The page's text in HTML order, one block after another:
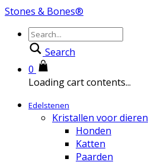
Stones & Bones®
Search
0
Loading cart contents...
Edelstenen
Kristallen voor dieren
Honden
Katten
Paarden